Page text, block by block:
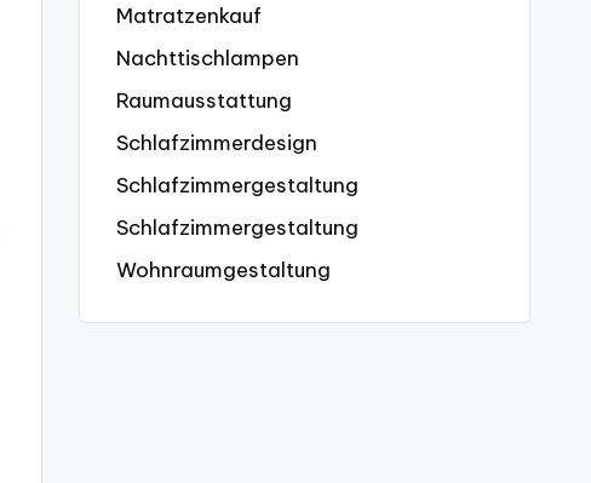
Matratzenkauf
Nachttischlampen
Raumausstattung
Schlafzimmerdesign
Schlafzimmergestaltung
Schlafzimmergestaltung
Wohnraumgestaltung